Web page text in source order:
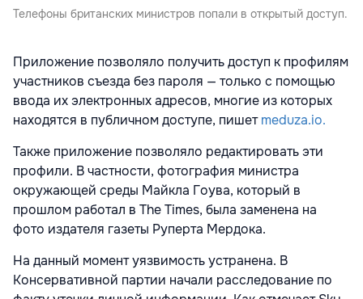
Телефоны британских министров попали в открытый доступ.
Приложение позволяло получить доступ к профилям
участников съезда без пароля — только с помощью
ввода их электронных адресов, многие из которых
находятся в публичном доступе, пишетmeduza.io.
Также приложение позволяло редактировать эти
профили. В частности, фотография министра
окружающей среды Майкла Гоува, который в
прошлом работал в The Times, была заменена на
фото издателя газеты Руперта Мердока.
На данный момент уязвимость устранена. В
Консервативной партии начали расследование по